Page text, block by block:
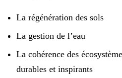
La régénération des sols
La gestion de l’eau
La cohérence des
durables et inspirants